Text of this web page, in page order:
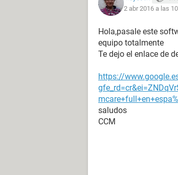
2 abr 2016 a las
Hola,pasale este
equipo totalmente
Te dejo el enlace de
https://
saludos
CCM